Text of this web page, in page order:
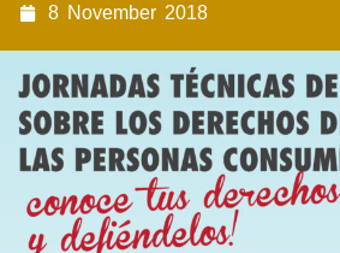
8 November 2018